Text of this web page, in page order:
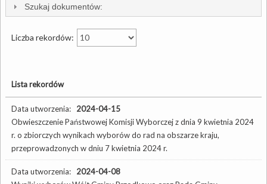
Szukaj dokumentów:
Liczba rekordów:
Lista rekordów
Data utworzenia: 2024-04-15
Obwieszczenie Państwowej Komisji Wyborczej z dnia 9 kwietnia 2024
r. o zbiorczych wynikach wyborów do rad na obszarze kraju,
przeprowadzonych w dniu 7 kwietnia 2024 r.
Data utworzenia: 2024-04-08